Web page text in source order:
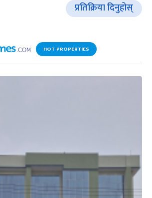
प्रतिक्रिया दिनुहोस्
HOT PROPERTIES